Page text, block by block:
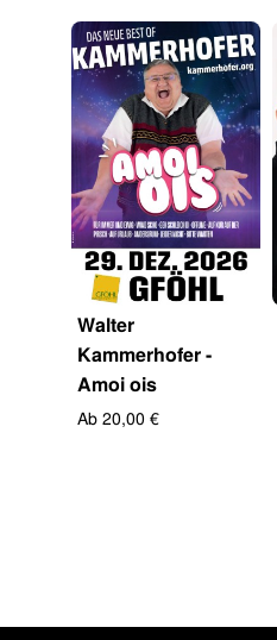
Walter
Kammerhofer -
Amoi ois
Ab 20,00 €